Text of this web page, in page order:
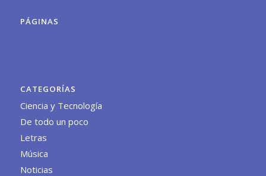
PÁGINAS
CATEGORÍAS
Ciencia y Tecnología
De todo un poco
Letras
Música
Noticias